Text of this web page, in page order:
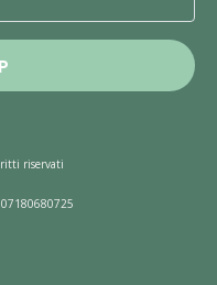
riservati